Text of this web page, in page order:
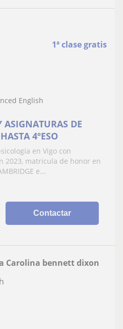
1ª clase gratis
English
ASIGNATURAS DE
4ºESO
en Vigo con
2023, matricula de honor en
e...
Contactar
Carolina bennett dixon